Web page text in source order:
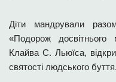
Діти мандрували
«Подорож досвітнього
Клайва С. Льюїса,
святості людського буття.